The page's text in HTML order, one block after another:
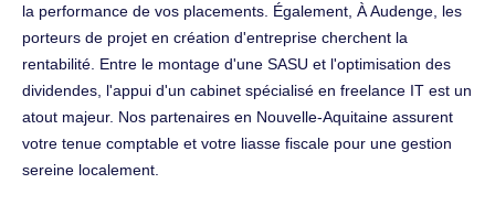
la performance de vos placements. Également, À Audenge, les
porteurs de projet en création d'entreprise cherchent la
rentabilité. Entre le montage d'une SASU et l'optimisation des
dividendes, l'appui d'un cabinet spécialisé en freelance IT est un
atout majeur. Nos partenaires en Nouvelle-Aquitaine assurent
votre tenue comptable et votre liasse fiscale pour une gestion
sereine localement.